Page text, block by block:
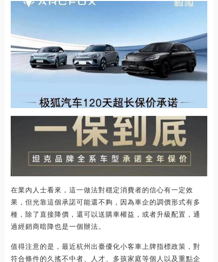
在業內人士看來，這一做法對穩定消費者的信心有一定效
果，但光靠這個承諾可能還不夠，因為車企的調價形式有多
種，除了直接降價，還可以送購車權益，或者升級配置，通
過經銷商暗降也是一個辦法。
值得注意的是，最近杭州出臺優化小客車上牌指標政策，對
符合條件的久搖不中者、人才、多孩家庭等個人以及重點企